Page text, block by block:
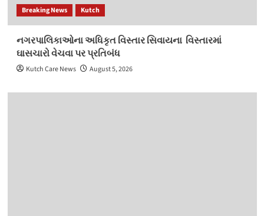
Breaking News Kutch
નગરપાલિકાઓના અધિકૃત વિસ્‍તાર સિવાયના વિસ્‍તારમાં
ઘાસચારો વેચવા પર પ્રતિબંધ
Kutch Care News August 5, 2026